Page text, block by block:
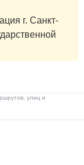
г. Санкт-
улиц и